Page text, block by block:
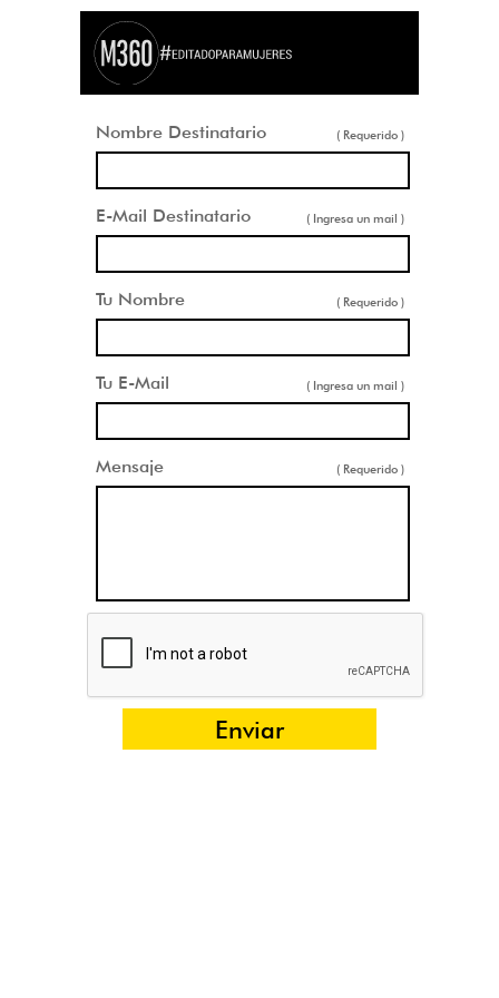
Nombre Destinatario ( Requerido )
E-Mail Destinatario ( Ingresa un mail )
Tu Nombre ( Requerido )
Tu E-Mail ( Ingresa un mail )
Mensaje ( Requerido )